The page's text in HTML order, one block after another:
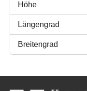
Höhe
Längengrad
Breitengrad